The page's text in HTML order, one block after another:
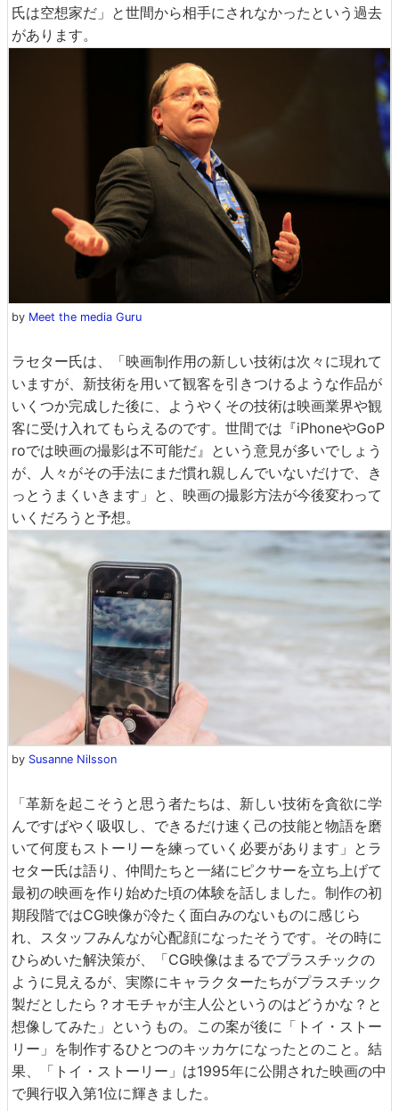
氏は空想家だ」と世間から相手にされなかったという過去
があります。
by Meet the media Guru
ラセター氏は、「映画制作用の新しい技術は次々に現れて
いますが、新技術を用いて観客を引きつけるような作品が
いくつか完成した後に、ようやくその技術は映画業界や観
客に受け入れてもらえるのです。世間では『iPhoneやGoP
roでは映画の撮影は不可能だ』という意見が多いでしょう
が、人々がその手法にまだ慣れ親しんでいないだけで、き
っとうまくいきます」と、映画の撮影方法が今後変わって
いくだろうと予想。
by Susanne Nilsson
「革新を起こそうと思う者たちは、新しい技術を貪欲に学
んですばやく吸収し、できるだけ速く己の技能と物語を磨
いて何度もストーリーを練っていく必要があります」とラ
セター氏は語り、仲間たちと一緒にピクサーを立ち上げて
最初の映画を作り始めた頃の体験を話しました。制作の初
期段階ではCG映像が冷たく面白みのないものに感じら
れ、スタッフみんなが心配顔になったそうです。その時に
ひらめいた解決策が、「CG映像はまるでプラスチックの
ように見えるが、実際にキャラクターたちがプラスチック
製だとしたら？オモチャが主人公というのはどうかな？と
想像してみた」というもの。この案が後に「トイ・ストー
リー」を制作するひとつのキッカケになったとのこと。結
果、「トイ・ストーリー」は1995年に公開された映画の中
で興行収入第1位に輝きました。